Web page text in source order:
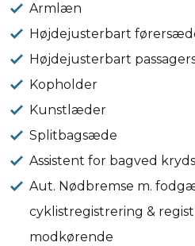
Armlæn
Højdejusterbart
Højdejusterbart
Kopholder
Kunstlæder
Splitbagsæde
Assistent for bagved
Aut. Nødbremse m.
cyklistregistrering &
modkørende